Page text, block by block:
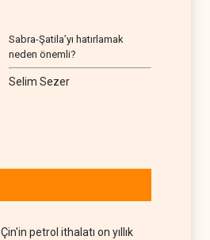
Sabra-Şatila’yı hatırlamak
neden önemli?
Selim Sezer
Çin'in petrol ithalatı on yıllık